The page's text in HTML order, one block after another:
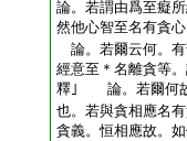
論。若謂由爲至
然他心智至名有貪
論。若爾云何。
經意至＊名離貪等
釋｣ 論。若爾何故
也。若與貪相應名
貪義。恒相應故。